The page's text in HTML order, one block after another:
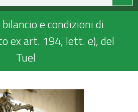
e condizioni di
ex art. 194, lett. e), del
Tuel